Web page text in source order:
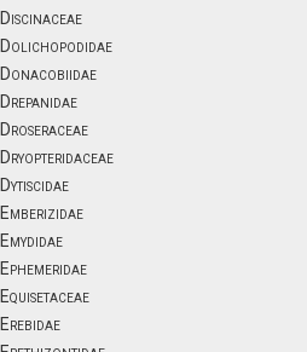
Discinaceae
Dolichopodidae
Donacobiidae
Drepanidae
Droseraceae
Dryopteridaceae
Dytiscidae
Emberizidae
Emydidae
Ephemeridae
Equisetaceae
Erebidae